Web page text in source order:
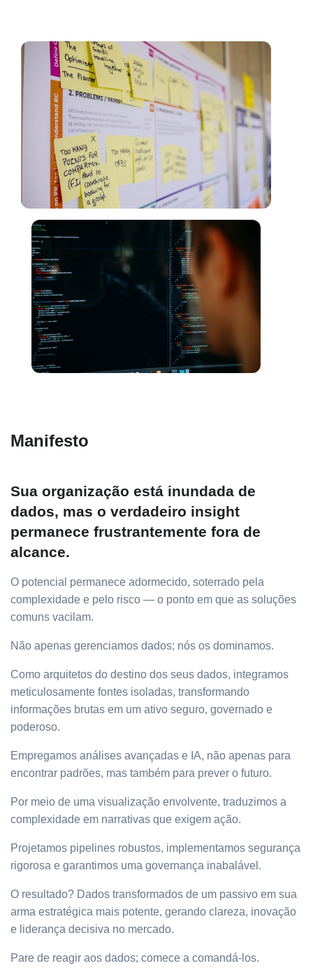
Manifesto
Sua organização está inundada de
dados, mas o verdadeiro insight
permanece frustrantemente fora de
alcance.
O potencial permanece adormecido, soterrado pela
complexidade e pelo risco — o ponto em que as soluções
comuns vacilam.
Não apenas gerenciamos dados; nós os dominamos.
Como arquitetos do destino dos seus dados, integramos
meticulosamente fontes isoladas, transformando
informações brutas em um ativo seguro, governado e
poderoso.
Empregamos análises avançadas e IA, não apenas para
encontrar padrões, mas também para prever o futuro.
Por meio de uma visualização envolvente, traduzimos a
complexidade em narrativas que exigem ação.
Projetamos pipelines robustos, implementamos segurança
rigorosa e garantimos uma governança inabalável.
O resultado? Dados transformados de um passivo em sua
arma estratégica mais potente, gerando clareza, inovação
e liderança decisiva no mercado.
Pare de reagir aos dados; comece a comandá-los.